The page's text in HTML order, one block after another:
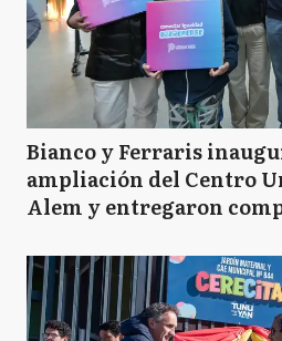
Bianco y Ferraris
ampliación del Centro
Alem y entregaron